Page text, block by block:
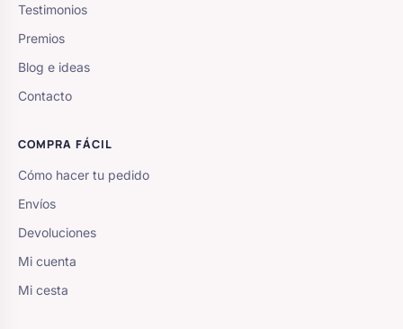
Testimonios
Premios
Blog e ideas
Contacto
COMPRA FÁCIL
Cómo hacer tu pedido
Envíos
Devoluciones
Mi cuenta
Mi cesta